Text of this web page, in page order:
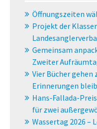
Öffnungszeiten
Projekt der
Gemeinsam
Zweiter
Vier Bücher gehen
Erinnerungen
Hans-Fallada-
für zwei
Wassertag 2026 –